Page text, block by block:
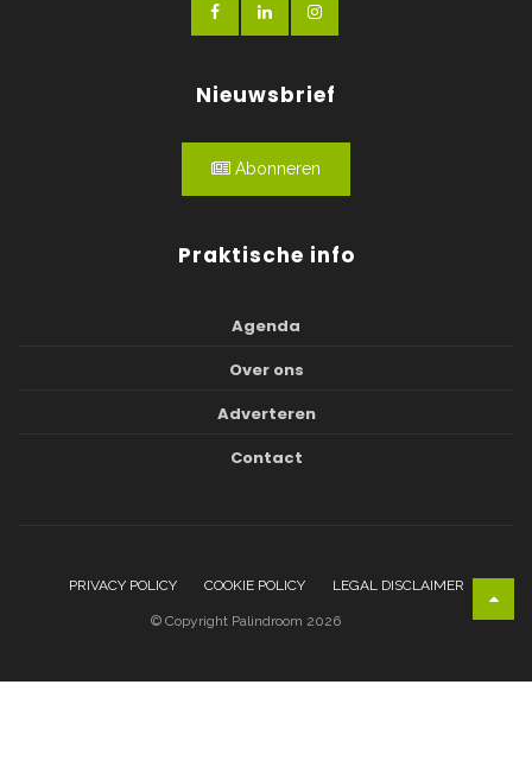
Nieuwsbrief
Abonneren
Praktische info
Agenda
Over ons
Adverteren
Contact
PRIVACY POLICY COOKIE POLICY LEGAL DISCLAIMER
© Copyright Palindroom 2026